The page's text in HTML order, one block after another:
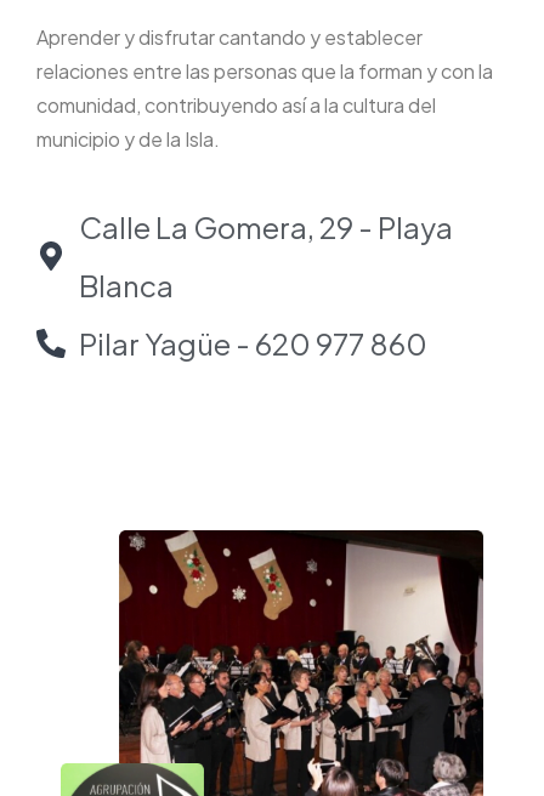
Aprender y disfrutar cantando y establecer
relaciones entre las personas que la forman y con la
comunidad, contribuyendo así a la cultura del
municipio y de la Isla.
Calle La Gomera, 29 - Playa
Blanca
Pilar Yagüe - 620 977 860